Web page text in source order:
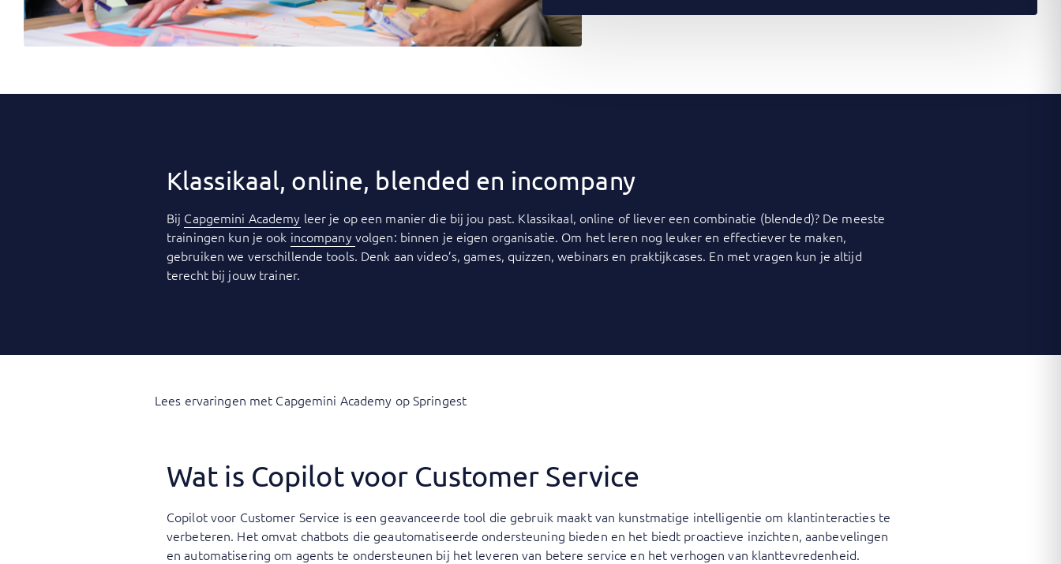
Klassikaal, online, blended en incompany
Bij Capgemini Academy leer je op een manier die bij jou past. Klassikaal, online of liever een combinatie (blended)? De meeste
trainingen kun je ook incompany volgen: binnen je eigen organisatie. Om het leren nog leuker en effectiever te maken,
gebruiken we verschillende tools. Denk aan video’s, games, quizzen, webinars en praktijkcases. En met vragen kun je altijd
terecht bij jouw trainer.
Lees ervaringen met Capgemini Academy op Springest
Wat is Copilot voor Customer Service
Copilot voor Customer Service is een geavanceerde tool die gebruik maakt van kunstmatige intelligentie om klantinteracties te
verbeteren. Het omvat chatbots die geautomatiseerde ondersteuning bieden en het biedt proactieve inzichten, aanbevelingen
en automatisering om agents te ondersteunen bij het leveren van betere service en het verhogen van klanttevredenheid.